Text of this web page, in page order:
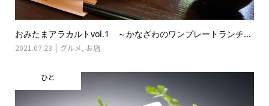
おみたまアラカルトvol.1 ～かなざわのワンプレートランチ...
2021.07.23 グルメ, お店
ひと